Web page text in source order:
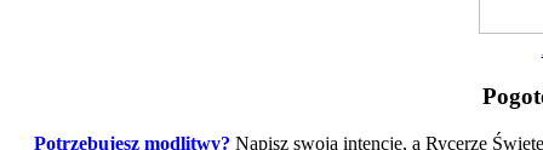
Potrzebujesz modlitwy? Napisz swoją intencję, a Rycerze